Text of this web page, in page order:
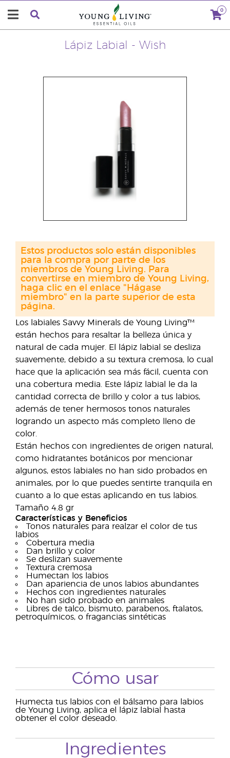
0
Lápiz Labial - Wish
Los labiales Savvy Minerals de Young Living™
están hechos para resaltar la belleza única y
natural de cada mujer. El lápiz labial se desliza
suavemente, debido a su textura cremosa, lo cual
hace que la aplicación sea más fácil, cuenta con
una cobertura media. Este lápiz labial le da la
cantidad correcta de brillo y color a tus labios,
además de tener hermosos tonos naturales
logrando un aspecto más completo lleno de
color.
Están hechos con ingredientes de origen natural,
como hidratantes botánicos por mencionar
algunos, estos labiales no han sido probados en
animales, por lo que puedes sentirte tranquila en
cuanto a lo que estas aplicando en tus labios.
Tamaño 4.8 gr
Características y Beneficios
Tonos naturales para realzar el color de tus
labios
Cobertura media
Dan brillo y color
Se deslizan suavemente
Textura cremosa
Humectan los labios
Dan apariencia de unos labios abundantes
Hechos con ingredientes naturales
No han sido probado en animales
Libres de talco, bismuto, parabenos, ftalatos,
petroquímicos, o fragancias sintéticas
Estos productos solo están disponibles
para la compra por parte de los
miembros de Young Living. Para
convertirse en miembro de Young Living,
haga clic en el enlace "Hágase
miembro" en la parte superior de esta
página.
Cómo usar
Humecta tus labios con el bálsamo para labios
de Young Living, aplica el lápiz labial hasta
obtener el color deseado.
Ingredientes